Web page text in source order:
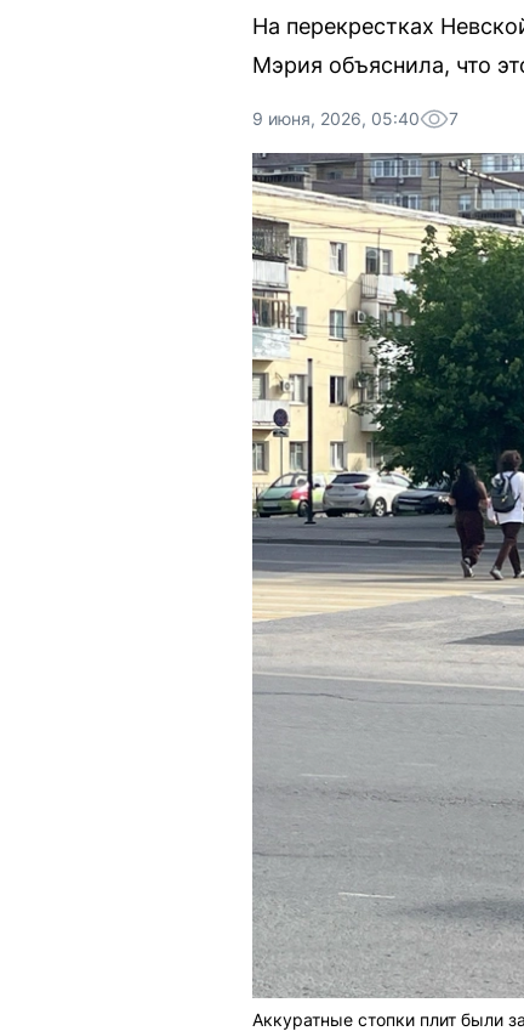
На перекрестках
Мэрия объяснила, что
9 июня, 2026, 05:40 7
Аккуратные стопки плит были